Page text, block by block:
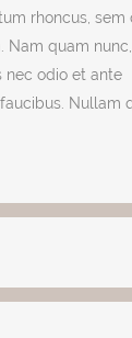
rhoncus, sem
quam nunc,
nec odio et ante
Nullam